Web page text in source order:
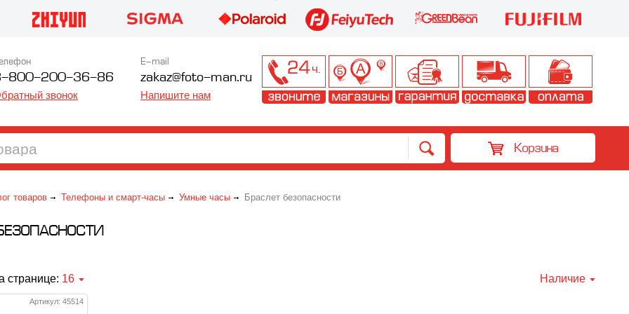
800-200-36-86
звонок
E-mail
zakaz@foto-man.ru
Напишите нам
Корзина
товаров Телефоны и смарт-часы Умные часы Браслет безопасности
странице: 16 Наличие
Артикул: 45514